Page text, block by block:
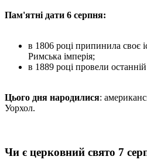
Пам'ятні дати 6 серпня:
в 1806 році припинила своє
Римська імперія;
в 1889 році провели останній
Цього дня народилися:
Уорхол.
Чи є церковний свято 7